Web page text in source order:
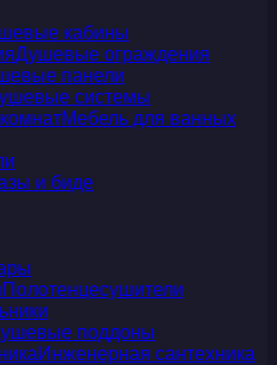
кабины
Душевые ограждения
панели
системы
Мебель для ванных
и биде
Полотенцесушители
поддоны
Инженерная сантехника